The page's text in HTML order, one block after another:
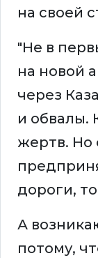
на своей
"Не в
на новой
через
и обвалы.
жертв. Но
дороги,
А
потому,